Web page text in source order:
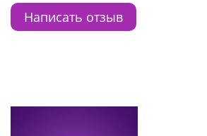
Написать отзыв